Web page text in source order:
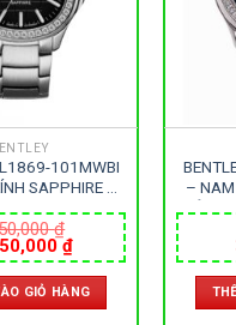
101MWBI
SAPPHIRE –
– MÁY ĐỨC
₫
₫.
₫Giá
hiện
tại
là:
3,750,000 ₫.
GIỎ HÀNG
– NAM